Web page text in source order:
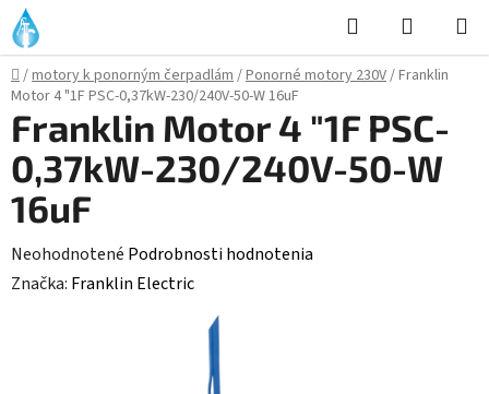
Prejsť
na
obsah
Hľadať
KOŠÍK
Domov
/motory k ponorným čerpadlám/Ponorné motory 230V/Franklin
Motor 4 "1F PSC-0,37kW-230/240V-50-W 16uF
Franklin Motor 4 "1F PSC-
0,37kW-230/240V-50-W
16uF
Priemerné
hodnotenie
Neohodnotené Podrobnosti hodnotenia
Značka: Franklin Electric